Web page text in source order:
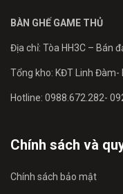
BÀN GHẾ GAME THỦ
Địa chỉ: Tòa HH3C – Bán
Tổng kho: KĐT Linh Đàm-
Hotline: 0988.672.282-
Chính sách và
Chính sách bảo mật